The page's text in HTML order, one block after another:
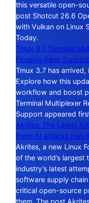
this versatile open-
post Shotcut 26.6
with Vulkan on Linux
Today.
Tmux 3.7 Terminal
Floating Pane Support
Tmux 3.7 has
Explore how this
workflow and boost
Terminal Multiplexer
Support appeared
Akrites: The Latest
From AI Attacks Has
Akrites, a new Linux
of the world’s largest
industry’s latest
software supply
critical open-source
them. The post